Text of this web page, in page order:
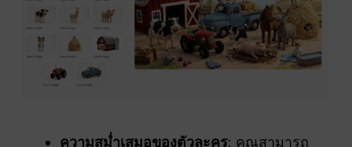
ความสม่ำเสมอของตัวละคร: คุณสามารถ